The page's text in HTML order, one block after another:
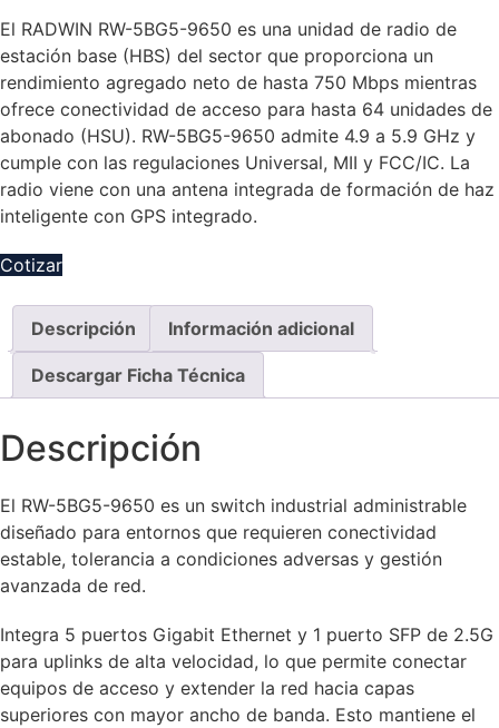
El RADWIN RW-5BG5-9650 es una unidad de radio de
estación base (HBS) del sector que proporciona un
rendimiento agregado neto de hasta 750 Mbps mientras
ofrece conectividad de acceso para hasta 64 unidades de
abonado (HSU). RW-5BG5-9650 admite 4.9 a 5.9 GHz y
cumple con las regulaciones Universal, MII y FCC/IC. La
radio viene con una antena integrada de formación de haz
inteligente con GPS integrado.
Cotizar
Descripción Información adicional
Descargar Ficha Técnica
Descripción
El RW-5BG5-9650 es un switch industrial administrable
diseñado para entornos que requieren conectividad
estable, tolerancia a condiciones adversas y gestión
avanzada de red.
Integra 5 puertos Gigabit Ethernet y 1 puerto SFP de 2.5G
para uplinks de alta velocidad, lo que permite conectar
equipos de acceso y extender la red hacia capas
superiores con mayor ancho de banda. Esto mantiene el